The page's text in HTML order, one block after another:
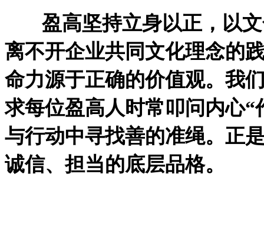
盈高坚持立身以正，以
离不开企业共同文化理念的
命力源于正确的价值观。我
求每位盈高人时常叩问内心
与行动中寻找善的准绳。正
诚信、担当的底层品格。